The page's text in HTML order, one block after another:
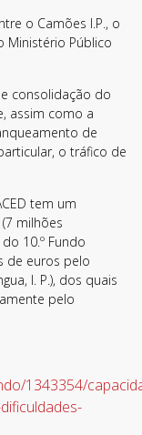
o Camões I.P., o
Ministério Público
consolidação do
assim como a
de
o tráfico de
tem um
milhões
10.º Fundo
de euros pelo
I. P.), dos quais
pelo
1343354/